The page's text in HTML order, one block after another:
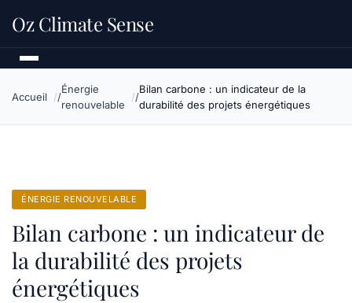
Oz Climate Sense
Accueil
Énergie
renouvelable
Bilan carbone : un indicateur de la
durabilité des projets énergétiques
ÉNERGIE RENOUVELABLE
Bilan carbone : un indicateur de
la durabilité des projets
énergétiques